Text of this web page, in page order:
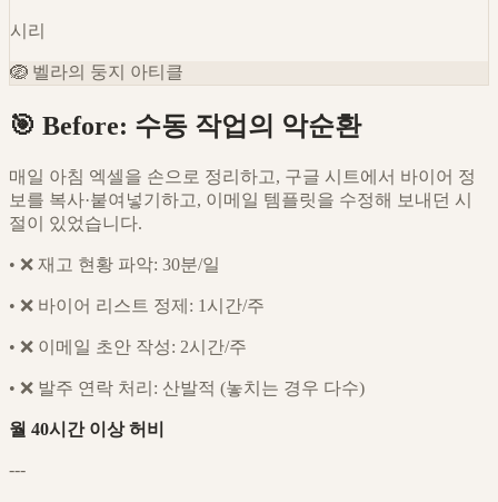
시리
🪺 벨라의 둥지 아티클
🎯 Before: 수동 작업의 악순환
매일 아침 엑셀을 손으로 정리하고, 구글 시트에서 바이어 정
보를 복사·붙여넣기하고, 이메일 템플릿을 수정해 보내던 시
절이 있었습니다.
• ❌ 재고 현황 파악: 30분/일
• ❌ 바이어 리스트 정제: 1시간/주
• ❌ 이메일 초안 작성: 2시간/주
• ❌ 발주 연락 처리: 산발적 (놓치는 경우 다수)
월 40시간 이상 허비
---